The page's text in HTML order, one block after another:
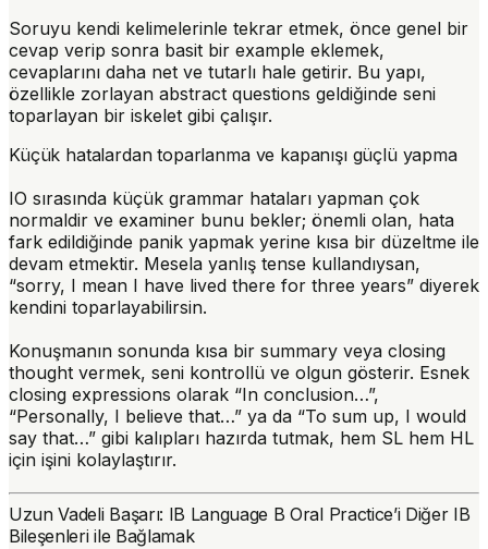
Soruyu kendi kelimelerinle tekrar etmek, önce genel bir
cevap verip sonra basit bir example eklemek,
cevaplarını daha net ve tutarlı hale getirir. Bu yapı,
özellikle zorlayan abstract questions geldiğinde seni
toparlayan bir iskelet gibi çalışır.
Küçük hatalardan toparlanma ve kapanışı güçlü yapma
IO sırasında küçük grammar hataları yapman çok
normaldir ve examiner bunu bekler; önemli olan, hata
fark edildiğinde panik yapmak yerine kısa bir düzeltme ile
devam etmektir. Mesela yanlış tense kullandıysan,
“sorry, I mean I have lived there for three years” diyerek
kendini toparlayabilirsin.
Konuşmanın sonunda kısa bir summary veya closing
thought vermek, seni kontrollü ve olgun gösterir. Esnek
closing expressions olarak “In conclusion…”,
“Personally, I believe that…” ya da “To sum up, I would
say that…” gibi kalıpları hazırda tutmak, hem SL hem HL
için işini kolaylaştırır.
Uzun Vadeli Başarı: IB Language B Oral Practice’i Diğer IB
Bileşenleri ile Bağlamak